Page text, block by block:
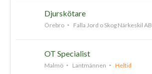
Djurskötare
Örebro Falla Jord o Skog Närkeskil AB
OT Specialist
Malmö Lantmännen Heltid